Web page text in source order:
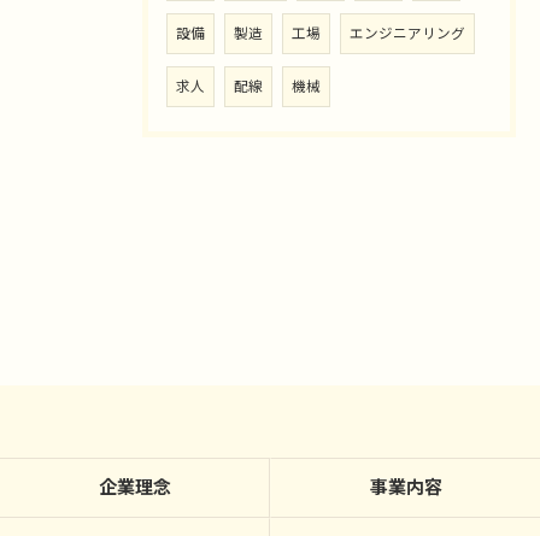
設備 製造 工場 エンジニアリング
求人 配線 機械
企業理念 事業内容